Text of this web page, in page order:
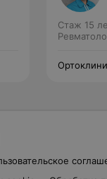
Стаж 15